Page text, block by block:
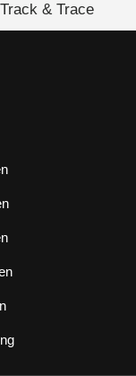
& Trace